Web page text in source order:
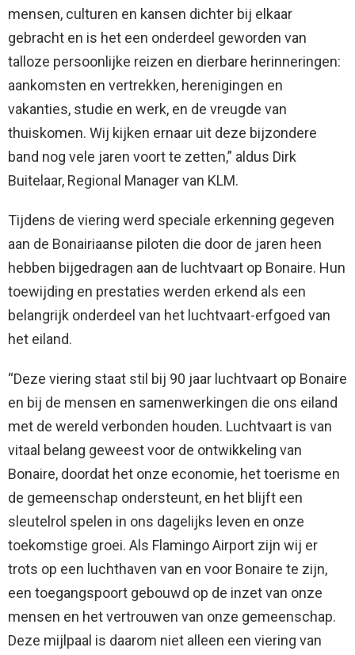
mensen, culturen en kansen dichter bij elkaar
gebracht en is het een onderdeel geworden van
talloze persoonlijke reizen en dierbare herinneringen:
aankomsten en vertrekken, herenigingen en
vakanties, studie en werk, en de vreugde van
thuiskomen. Wij kijken ernaar uit deze bijzondere
band nog vele jaren voort te zetten,” aldus Dirk
Buitelaar, Regional Manager van KLM.
Tijdens de viering werd speciale erkenning gegeven
aan de Bonairiaanse piloten die door de jaren heen
hebben bijgedragen aan de luchtvaart op Bonaire. Hun
toewijding en prestaties werden erkend als een
belangrijk onderdeel van het luchtvaart-erfgoed van
het eiland.
“Deze viering staat stil bij 90 jaar luchtvaart op Bonaire
en bij de mensen en samenwerkingen die ons eiland
met de wereld verbonden houden. Luchtvaart is van
vitaal belang geweest voor de ontwikkeling van
Bonaire, doordat het onze economie, het toerisme en
de gemeenschap ondersteunt, en het blijft een
sleutelrol spelen in ons dagelijks leven en onze
toekomstige groei. Als Flamingo Airport zijn wij er
trots op een luchthaven van en voor Bonaire te zijn,
een toegangspoort gebouwd op de inzet van onze
mensen en het vertrouwen van onze gemeenschap.
Deze mijlpaal is daarom niet alleen een viering van